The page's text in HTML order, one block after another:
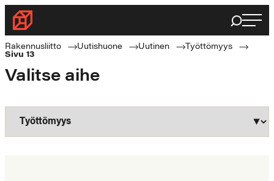
Siirry
suoraan
sisältöön
Rakennusliitto
Rakennusalan
ammattilaisten
puolella
Haku
Rakennusliitto Uutishuone Uutinen
Työttömyys
Sivu 13
Valitse aihe